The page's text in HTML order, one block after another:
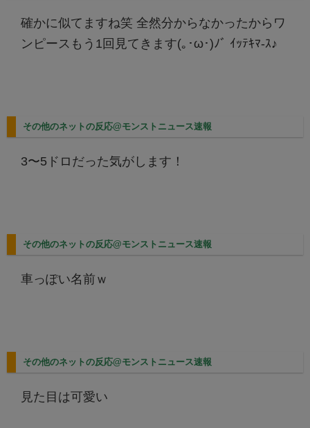
確かに似てますね笑 全然分からなかったからワ
ンピースもう1回見てきます(｡･ω･)ﾉﾞ ｲｯﾃｷﾏ-ｽ♪
その他のネットの反応@モンストニュース速報
3〜5ドロだった気がします！
その他のネットの反応@モンストニュース速報
車っぽい名前ｗ
その他のネットの反応@モンストニュース速報
見た目は可愛い